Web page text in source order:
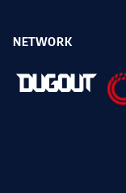
NETWORK